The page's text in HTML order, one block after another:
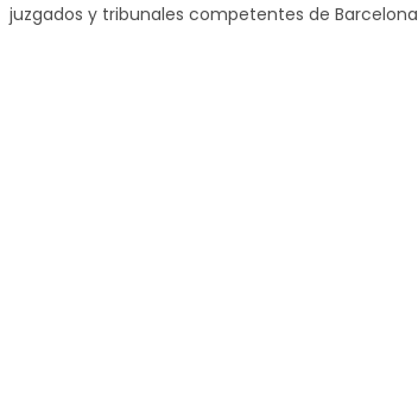
juzgados y tribunales competentes de Barcelona